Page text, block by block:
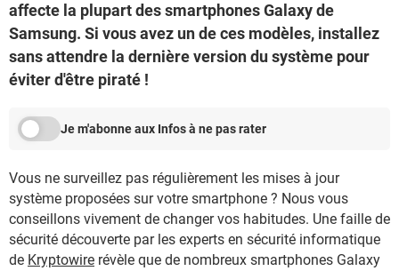
affecte la plupart des smartphones Galaxy de
Samsung. Si vous avez un de ces modèles, installez
sans attendre la dernière version du système pour
éviter d'être piraté !
Je m'abonne aux Infos à ne pas rater
Vous ne surveillez pas régulièrement les mises à jour
système proposées sur votre smartphone ? Nous vous
conseillons vivement de changer vos habitudes. Une faille de
sécurité découverte par les experts en sécurité informatique
de Kryptowire révèle que de nombreux smartphones Galaxy